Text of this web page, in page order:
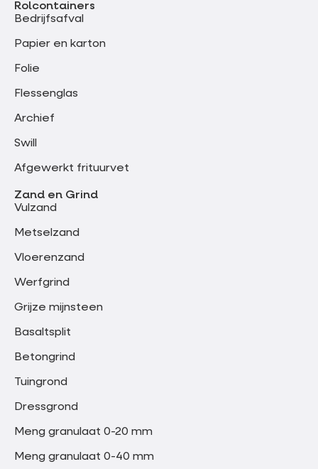
Rolcontainers
Bedrijfsafval
Papier en karton
Folie
Flessenglas
Archief
Swill
Afgewerkt frituurvet
Zand en Grind
Vulzand
Metselzand
Vloerenzand
Werfgrind
Grijze mijnsteen
Basaltsplit
Betongrind
Tuingrond
Dressgrond
Meng granulaat 0-20 mm
Meng granulaat 0-40 mm